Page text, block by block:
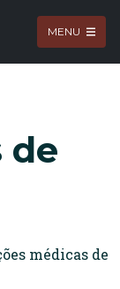
MENU
de
médicas de